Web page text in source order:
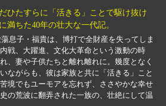
ひたすらに「活きる」ことで駆け抜け
満ちた40年の壮大な一代記。
息子・福貴は、博打で全財産を失ってしま
戦、大躍進、文化大革命という激動の時
、妻や子供たちと離れ離れに。幾度となく
ながらも、彼は家族と共に「活きる」こと
境でもユーモアを忘れず、ささやかな幸せ
の荒波に翻弄された一族の、壮絶にして温